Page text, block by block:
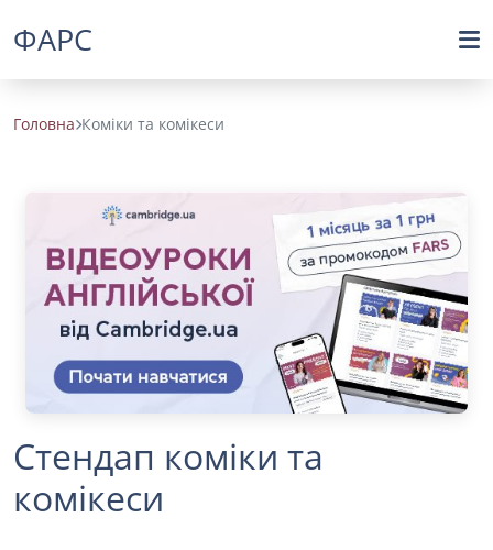
ФАРС
Головна Коміки та комікеси
Стендап коміки та
комікеси